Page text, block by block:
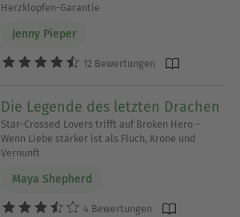
Herzklopfen-Garantie
Jenny Pieper
12 Bewertungen
Die Legende des letzten Drachen
Star-Crossed Lovers trifft auf Broken Hero –
Wenn Liebe stärker ist als Fluch, Krone und
Vernunft
Maya Shepherd
4 Bewertungen